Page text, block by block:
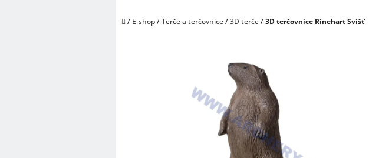
Domů
/ E-shop/Terče a terčovnice/3D terče/3D terčovnice Rinehart Svišť